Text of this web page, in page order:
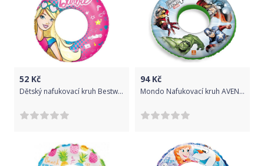
52 Kč
Dětský nafukovací kruh Bestway Barbie
94Kč
Mondo Nafukovací kruh AVENGERS 50 cm